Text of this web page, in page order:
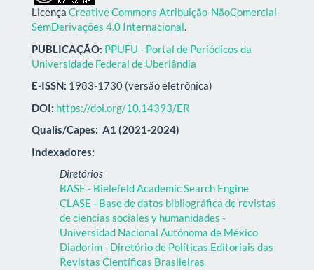
Licença Creative Commons Atribuição-NãoComercial-
SemDerivações 4.0 Internacional.
PUBLICAÇÃO: PPUFU - Portal de Periódicos da
Universidade Federal de Uberlândia
E-ISSN: 1983-1730 (versão eletrônica)
DOI: https://doi.org/10.14393/ER
Qualis/Capes: A1 (2021-2024)
Indexadores:
Diretórios
BASE - Bielefeld Academic Search Engine
CLASE - Base de datos bibliográfica de revistas
de ciencias sociales y humanidades -
Universidad Nacional Autónoma de México
Diadorim - Diretório de Políticas Editoriais das
Revistas Científicas Brasileiras